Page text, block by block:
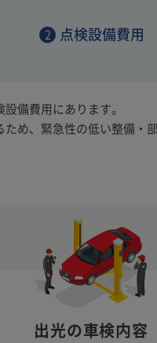
2 点検設備費用
備費用にあります。
め、緊急性の低い整備・
出光の車検内容